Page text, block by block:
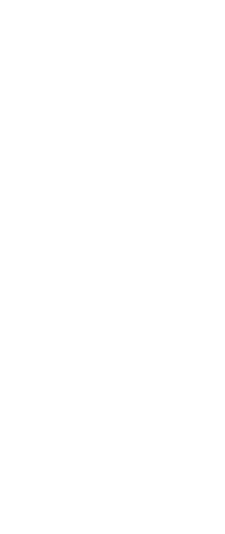
Visos teisės